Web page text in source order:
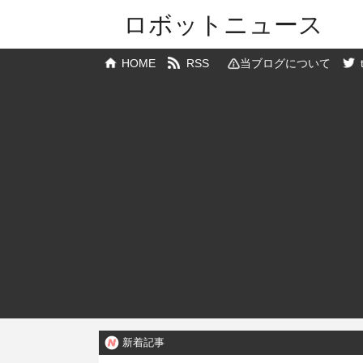
ロボットニュース
HOME RSS 当ブログについて
新着記事